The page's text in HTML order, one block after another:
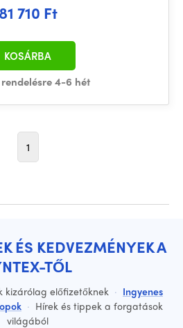
81 710 Ft
4-6 hét
KOSÁRBA
1
ÉS KEDVEZMÉNYEK A
TŐL
kizárólag előfizetőknek · Ingyenes
· Hírek és tippek a forgatások
világából